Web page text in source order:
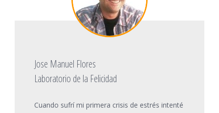
Jose Manuel Flores
Laboratorio de la Felicidad
Cuando sufrí mi primera crisis de estrés intenté